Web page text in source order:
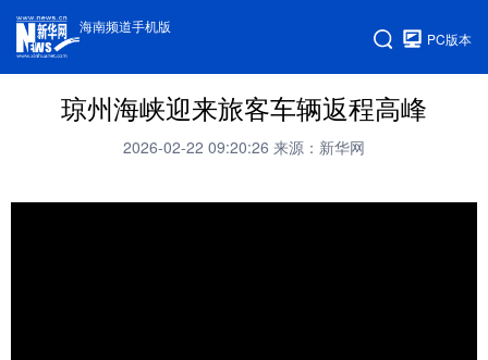
海南频道手机版
PC版本
琼州海峡迎来旅客车辆返程高峰
2026-02-22 09:20:26 来源：新华网